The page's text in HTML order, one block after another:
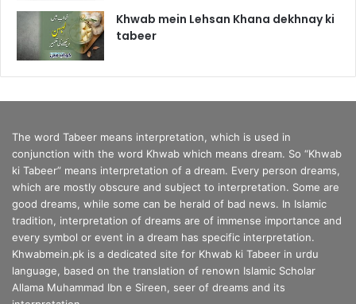
Khwab mein Lehsan Khana dekhnay ki
tabeer
The word Tabeer means interpretation, which is used in
conjunction with the word Khwab which means dream. So “Khwab
ki Tabeer” means interpretation of a dream. Every person dreams,
which are mostly obscure and subject to interpretation. Some are
good dreams, while some can be herald of bad news. In Islamic
tradition, interpretation of dreams are of immense importance and
every symbol or event in a dream has specific interpretation.
Khwabmein.pk is a dedicated site for Khwab ki Tabeer in urdu
language, based on the translation of renown Islamic Scholar
Allama Muhammad Ibn e Sireen, seer of dreams and its